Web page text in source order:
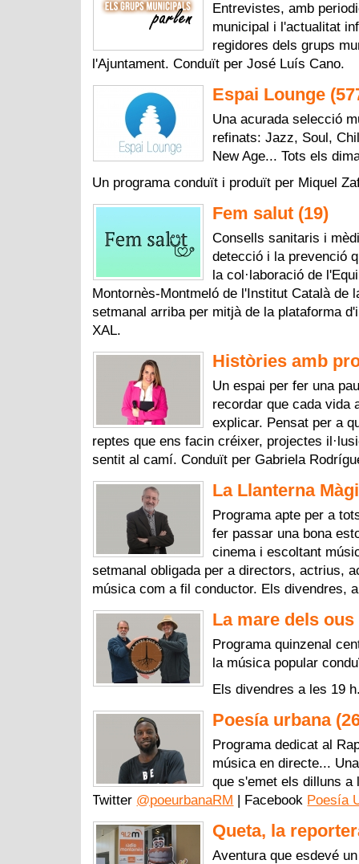
Entrevistes, amb
municipal i l'actualitat
regidores dels grups
l'Ajuntament. Conduït per José Luís Cano.
Espai Lounge
Una acurada selecció
refinats: Jazz, Soul,
New Age... Tots els
Un programa conduït i produït per Miquel
Fem salut (19)
Consells sanitaris i
detecció i la prevenció
la col·laboració de
Montornès-Montmeló de l'Institut Català de
setmanal arriba per mitjà de la plataforma
XAL.
Històries amb
Un espai per fer una
recordar que cada vida
explicar. Pensat per a
reptes que ens facin créixer, projectes
sentit al camí. Conduït per Gabriela
La Llanterna
Programa apte per a
fer passar una bona
cinema i escoltant
setmanal obligada per a directors, actrius,
música com a fil conductor. Els divendres,
La mare dels ous
Programa quinzenal
la música popular
Els divendres a les 19
Poesía urbana
Programa dedicat al
música en directe...
que s'emet els dilluns a
Twitter @poeurbanaRM | Facebook Poesía
Queta, la
Aventura que esdevé